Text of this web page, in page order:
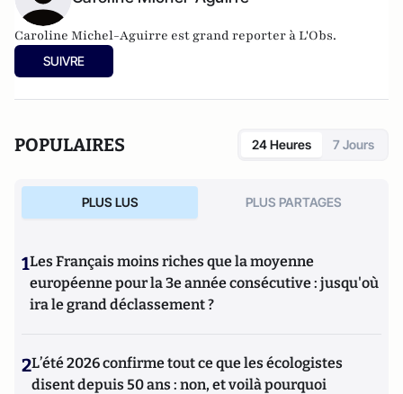
Caroline Michel-Aguirre est grand reporter à L'Obs.
SUIVRE
POPULAIRES 24 Heures 7 Jours
PLUS LUS PLUS PARTAGES
1Les Français moins riches que la moyenne
européenne pour la 3e année consécutive : jusqu'où
ira le grand déclassement ?
2L’été 2026 confirme tout ce que les écologistes
disent depuis 50 ans : non, et voilà pourquoi